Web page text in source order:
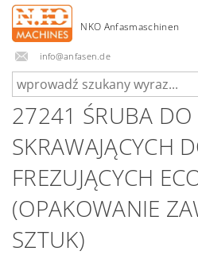
info@anfasen.de
27241 ŚRUBA DO
SKRAWAJĄCYCH
FREZUJĄCYCH
(OPAKOWANIE
SZTUK)